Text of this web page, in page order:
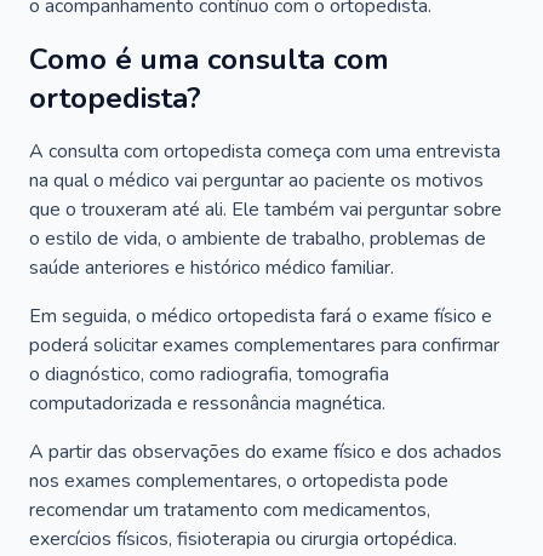
o acompanhamento contínuo com o ortopedista.
Como é uma consulta com
ortopedista?
A consulta com ortopedista começa com uma entrevista
na qual o médico vai perguntar ao paciente os motivos
que o trouxeram até ali. Ele também vai perguntar sobre
o estilo de vida, o ambiente de trabalho, problemas de
saúde anteriores e histórico médico familiar.
Em seguida, o médico ortopedista fará o exame físico e
poderá solicitar exames complementares para confirmar
o diagnóstico, como radiografia, tomografia
computadorizada e ressonância magnética.
A partir das observações do exame físico e dos achados
nos exames complementares, o ortopedista pode
recomendar um tratamento com medicamentos,
exercícios físicos, fisioterapia ou cirurgia ortopédica.